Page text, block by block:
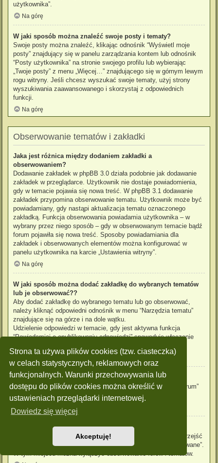
Strona ta używa plików cookies (tzw. ciasteczka)
w celach statystycznych, reklamowych oraz
funkcjonalnych. Warunki przechowywania lub
dostępu do plików cookies można określić w
ustawieniach przeglądarki internetowej.
Dowiedz się więcej
Akceptuję!
użytkownika”.
Na górę
W jaki sposób można znaleźć swoje posty i tematy?
Swoje posty można znaleźć, klikając odnośnik “Wyświetl moje
posty” znajdujący się w panelu zarządzania kontem lub odnośnik
“Posty użytkownika” na stronie swojego profilu lub wybierając
„Twoje posty” z menu „Więcej…” znajdującego się w górnym lewym
rogu witryny. Jeśli chcesz wyszukać swoje tematy, użyj strony
wyszukiwania zaawansowanego i skorzystaj z odpowiednich
funkcji.
Na górę
Obserwowanie tematów i zakładki
Jaka jest różnica między dodaniem zakładki a
obserwowaniem?
Dodawanie zakładek w phpBB 3.0 działa podobnie jak dodawanie
zakładek w przeglądarce. Użytkownik nie dostaje powiadomienia,
gdy w temacie pojawia się nowa treść. W phpBB 3.1 dodawanie
zakładek przypomina obserwowanie tematu. Użytkownik może być
powiadamiany, gdy nastąpi aktualizacja tematu oznaczonego
zakładką. Funkcja obserwowania powiadamia użytkownika – w
wybrany przez niego sposób – gdy w obserwowanym temacie bądź
forum pojawiła się nowa treść. Sposoby powiadamiania dla
zakładek i obserwowanych elementów można konfigurować w
panelu użytkownika na karcie „Ustawienia witryny”.
Na górę
W jaki sposób można dodać zakładkę do wybranych tematów
lub je obserwować??
Aby dodać zakładkę do wybranego tematu lub go obserwować,
należy kliknąć odpowiedni odnośnik w menu “Narzędzia tematu”
znajdujące się na górze i na dole wątku.
Udzielenie odpowiedzi w temacie, gdy jest aktywna funkcja
“Powiadamiaj o opublikowaniu odpowiedzi” spowoduje włączenie
Jak obserwować wybrane forum?
Aby obserwować wybrane forum, należy kliknąć „Obserwuj forum”
znajdujący się na dole strony.
Na górę
W jaki sposób usunąć obserwowanie forum, tematu?
Aby wyłączyć funkcję obserwowania forum, tematu, należy przejść
do panelu zarządzania kontem i następnie do karty “Obserwowane”.
W tym miejscu można wyłączyć obserwowanie forów i tematów.